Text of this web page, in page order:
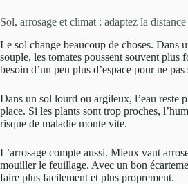
Sol, arrosage et climat : adaptez la distance
Le sol change beaucoup de choses. Dans
souple, les tomates poussent souvent plus
besoin d’un peu plus d’espace pour ne pas
Dans un sol lourd ou argileux, l’eau reste
place. Si les plants sont trop proches,
risque de maladie monte vite.
L’arrosage compte aussi. Mieux vaut
mouiller le feuillage. Avec un bon
faire plus facilement et plus proprement.